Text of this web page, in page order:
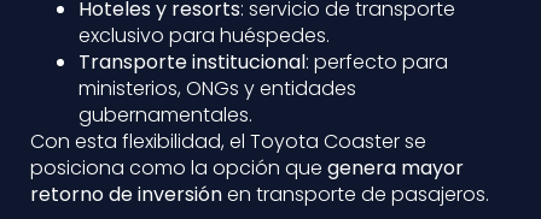
Hoteles y resorts: servicio de transporte
exclusivo para huéspedes.
Transporte institucional: perfecto para
ministerios, ONGs y entidades
gubernamentales.
Con esta flexibilidad, el Toyota Coaster se
posiciona como la opción que genera mayor
retorno de inversiónen transporte de pasajeros.